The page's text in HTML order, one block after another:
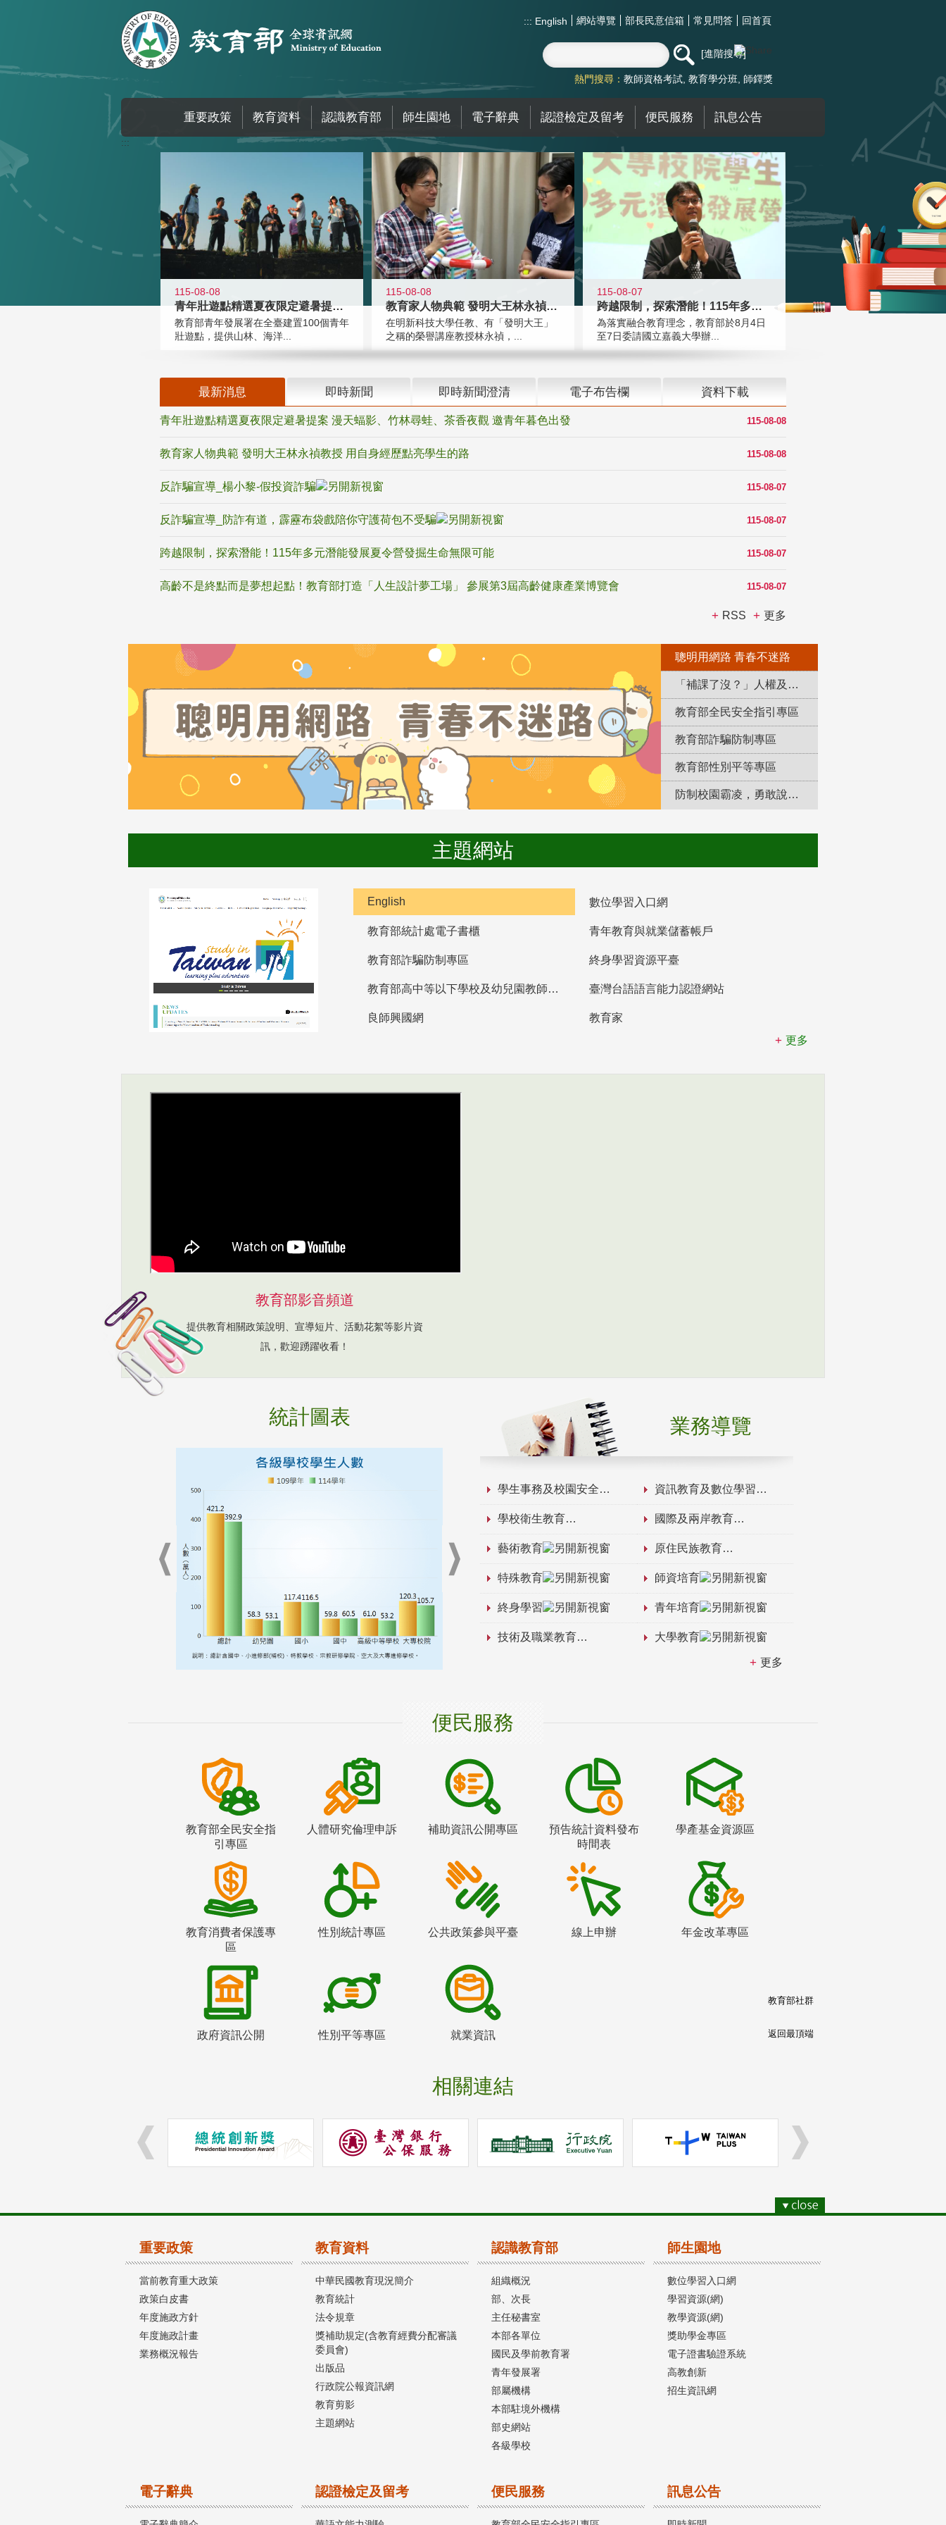
::: English 網站導覽 部長民意信箱 常見問答 回首頁
進階搜尋
熱門搜尋： 教師資格考試 教育學分班 師鐸獎
重要政策 教育資料 認識教育部 師生園地 電子辭典 認證檢定及留考 便民服務 訊息公告
:::
115-08-08
青年壯遊點精選夏夜限定避暑提案 漫
教育部青年發展署在全臺建置100個青年
壯遊點，提供山林、海洋...
115-08-08
教育家人物典範 發明大王林永禎教授
在明新科技大學任教、有「發明大王」
之稱的榮譽講座教授林永禎，...
115-08-07
跨越限制，探索潛能！115年多元潛
為落實融合教育理念，教育部於8月4日
至7日委請國立嘉義大學辦...
最新消息 即時新聞 即時新聞澄清 電子布告欄 資料下載
115-08-08
青年壯遊點精選夏夜限定避暑提案 漫天蝠影、竹林尋蛙、茶香夜觀 邀青年暮色出發
115-08-08
教育家人物典範 發明大王林永禎教授 用自身經歷點亮學生的路
115-08-07
反詐騙宣導_楊小黎-假投資詐騙
115-08-07
反詐騙宣導_防詐有道，霹靂布袋戲陪你守護荷包不受騙
115-08-07
跨越限制，探索潛能！115年多元潛能發展夏令營發掘生命無限可能
115-08-07
高齡不是終點而是夢想起點！教育部打造「人生設計夢工場」 參展第3屆高齡健康產業博覽會
RSS 更多
聰明用網路 青春不迷路
「補課了沒？」人權及轉型正義教育專區
教育部全民安全指引專區
教育部詐騙防制專區
教育部性別平等專區
防制校園霸凌，勇敢說出來！
主題網站
English 數位學習入口網
教育部統計處電子書櫃 青年教育與就業儲蓄帳戶
教育部詐騙防制專區 終身學習資源平臺
教育部高中等以下學校及幼兒園教師資格檢定考試 臺灣台語語言能力認證網站
良師興國網
教育家
更多
教育部影音頻道
提供教育相關政策說明、宣導短片、活動花絮等影片資
訊，歡迎踴躍收看！
統計圖表 業務導覽
學生事務及校園安全 資訊教育及數位學習
學校衛生教育 國際及兩岸教育
藝術教育 原住民族教育
特殊教育 師資培育
終身學習 青年培育
技術及職業教育 大學教育
更多
便民服務
教育部全民安全指
引專區
人體研究倫理申訴 補助資訊公開專區
預告統計資料發布
時間表
學產基金資源區
教育消費者保護專
區
性別統計專區 公共政策參與平臺 線上申辦 年金改革專區
政府資訊公開 性別平等專區 就業資訊
相關連結
教育部社群
返回最頂端
重要政策
當前教育重大政策
政策白皮書
年度施政方針
年度施政計畫
業務概況報告
教育資料
中華民國教育現況簡介
教育統計
法令規章
獎補助規定(含教育經費分配審議
委員會)
出版品
行政院公報資訊網
教育剪影
主題網站
認識教育部
組織概況
部、次長
主任秘書室
本部各單位
國民及學前教育署
青年發展署
部屬機構
本部駐境外機構
部史網站
各級學校
師生園地
數位學習入口網
學習資源(網)
教學資源(網)
獎助學金專區
電子證書驗證系統
高教創新
招生資訊網
電子辭典 認證檢定及留考 便民服務 訊息公告